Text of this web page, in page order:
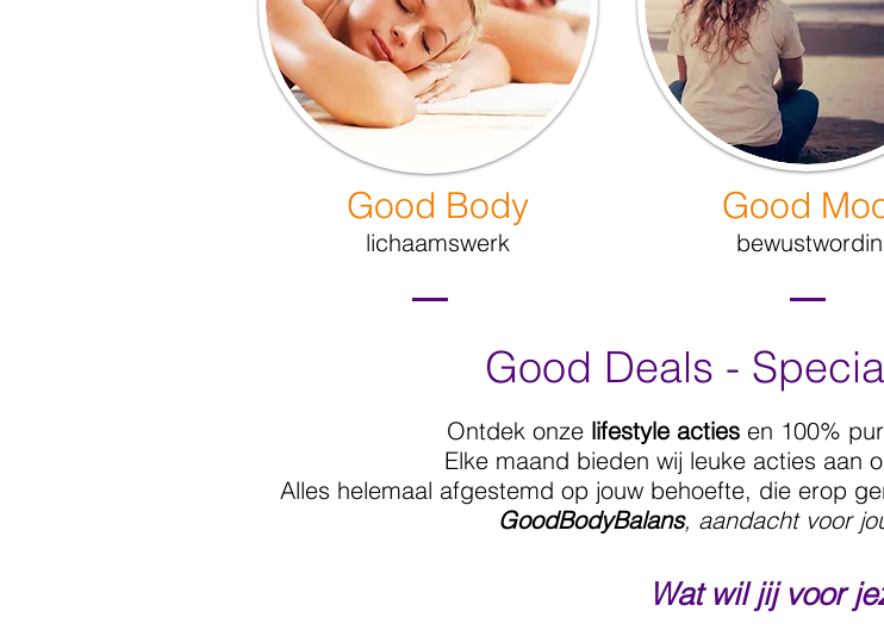
Good Body
lichaamswerk
Good
Good Deals -
Ontdek onze lifestyle acties en 100%
Elke maand bieden wij leuke acties aan
Alles helemaal afgestemd op jouw behoefte, die erop
GoodBodyBalans, aandacht voor
Wat wil jij voor